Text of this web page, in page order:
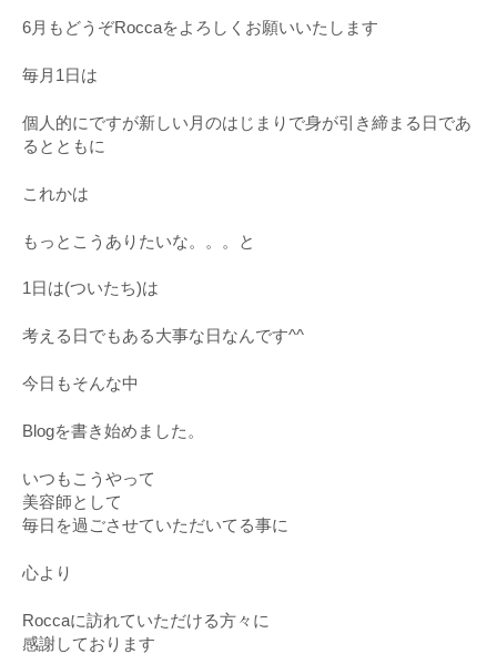
6月もどうぞRoccaをよろしくお願いいたします
毎月1日は
個人的にですが新しい月のはじまりで身が引き締まる日であ
るとともに
これかは
もっとこうありたいな。。。と
1日は(ついたち)は
考える日でもある大事な日なんです^^
今日もそんな中
Blogを書き始めました。
いつもこうやって
美容師として
毎日を過ごさせていただいてる事に
心より
Roccaに訪れていただける方々に
感謝しております